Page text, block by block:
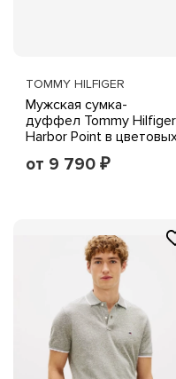
TOMMY HILFIGER
Мужская сумка-
дуффел Tommy Hilfiger
Harbor Point в
блоках, красная
от 9 790 ₽